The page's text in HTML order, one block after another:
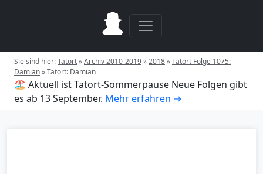
Sie sind hier:Tatort»Archiv 2010-2019»2018»Tatort Folge 1075:
Damian»Tatort: Damian
🏖️ Aktuell ist Tatort-Sommerpause Neue Folgen gibt
es ab 13 September. Mehr erfahren →